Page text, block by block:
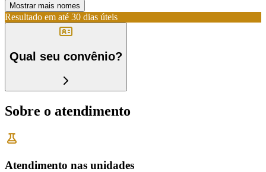
Mostrar mais nomes
Resultado em até 30 dias úteis
Qual seu convênio?
Sobre o atendimento
Atendimento nas unidades